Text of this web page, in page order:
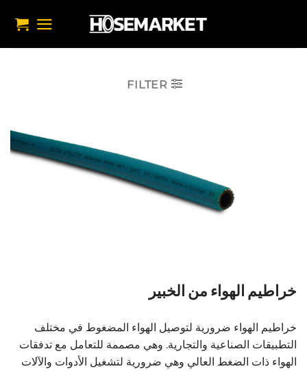
FILTER
خراطيم الهواء من الخبير
خراطيم الهواء ضرورية لتوصيل الهواء المضغوط في مختلف
التطبيقات الصناعية والتجارية. وهي مصممة للتعامل مع تدفقات
الهواء ذات الضغط العالي وهي ضرورية لتشغيل الأدوات والآلات